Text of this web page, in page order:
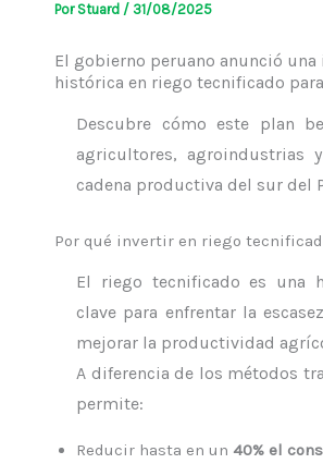
Por Stuard / 31/08/2025
El gobierno peruano anunció una
histórica en riego tecnificado
Descubre cómo este plan
agricultores, agroindustrias
cadena productiva del sur del
Por qué invertir en riego
El riego tecnificado es una
clave para enfrentar la
mejorar la productividad
A diferencia de los métodos
permite:
Reducir hasta en un 40% el